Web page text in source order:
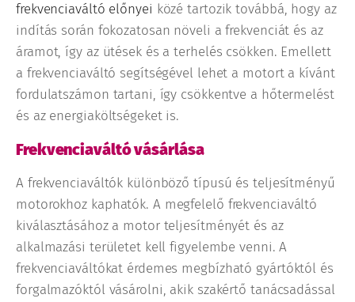
frekvenciaváltó előnyei közé tartozik továbbá, hogy az
indítás során fokozatosan növeli a frekvenciát és az
áramot, így az ütések és a terhelés csökken. Emellett
a frekvenciaváltó segítségével lehet a motort a kívánt
fordulatszámon tartani, így csökkentve a hőtermelést
és az energiaköltségeket is.
Frekvenciaváltó vásárlása
A frekvenciaváltók különböző típusú és teljesítményű
motorokhoz kaphatók. A megfelelő frekvenciaváltó
kiválasztásához a motor teljesítményét és az
alkalmazási területet kell figyelembe venni. A
frekvenciaváltókat érdemes megbízható gyártóktól és
forgalmazóktól vásárolni, akik szakértő tanácsadással